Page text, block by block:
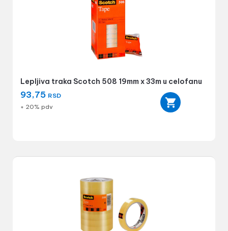
Lepljiva traka Scotch 508 19mm x 33m u celofanu
93,75 RSD
+ 20% pdv